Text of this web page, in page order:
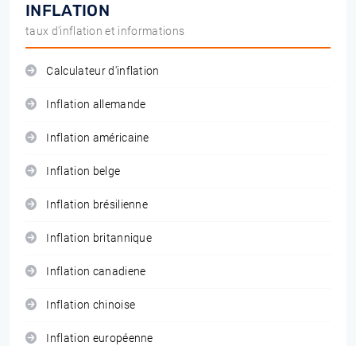
INFLATION
taux d'inflation et informations
Calculateur d'inflation
Inflation allemande
Inflation américaine
Inflation belge
Inflation brésilienne
Inflation britannique
Inflation canadiene
Inflation chinoise
Inflation européenne